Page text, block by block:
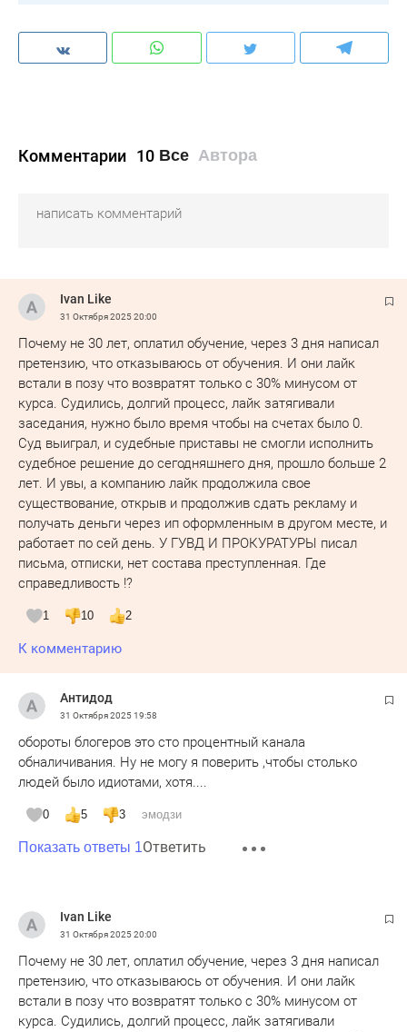
Комментарии 10 Все Автора
Ivan Like
31 Октября 202520:00
Почему не 30 лет, оплатил обучение, через 3 дня написал
претензию, что отказываюсь от обучения. И они лайк
встали в позу что возвратят только с 30% минусом от
курса. Судились, долгий процесс, лайк затягивали
заседания, нужно было время чтобы на счетах было 0.
Суд выиграл, и судебные приставы не смогли исполнить
судебное решение до сегодняшнего дня, прошло больше 2
лет. И увы, а компанию лайк продолжила свое
существование, открыв и продолжив сдать рекламу и
получать деньги через ип оформленным в другом месте, и
работает по сей день. У ГУВД И ПРОКУРАТУРЫ писал
письма, отписки, нет состава преступленная. Где
справедливость !?
1 10 2
К комментарию
Антидод
31 Октября 202519:58
обороты блогеров это сто процентный канала
обналичивания. Ну не могу я поверить ,чтобы столько
людей было идиотами, хотя....
0 5 3 эмодзи
Показать ответы 1Ответить
Ivan Like
31 Октября 202520:00
Почему не 30 лет, оплатил обучение, через 3 дня написал
претензию, что отказываюсь от обучения. И они лайк
встали в позу что возвратят только с 30% минусом от
курса. Судились, долгий процесс, лайк затягивали